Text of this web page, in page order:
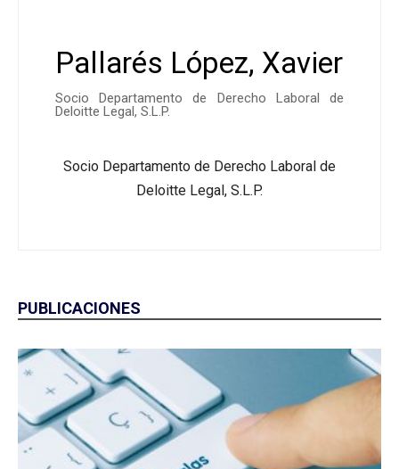
Pallarés López, Xavier
Socio Departamento de Derecho Laboral de
Deloitte Legal, S.L.P.
Socio Departamento de Derecho Laboral de
Deloitte Legal, S.L.P.
PUBLICACIONES